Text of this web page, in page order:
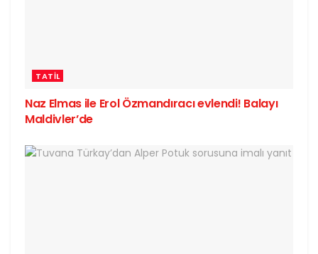
TATIL
Naz Elmas ile Erol Özmandıracı evlendi! Balayı
Maldivler’de